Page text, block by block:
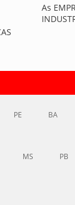
As
PE BA
MS PB